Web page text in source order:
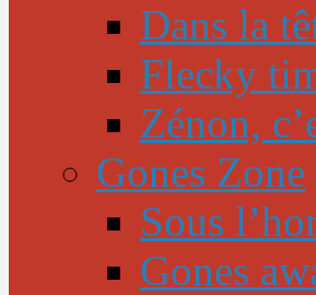
Dans la
Flecky
Zénon,
Gones Zone
Sous
Gones